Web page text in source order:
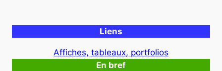
Liens
Affiches, tableaux, portfolios
En bref